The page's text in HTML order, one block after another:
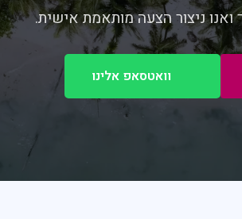
ניצור הצעה מותאמת אישית.
וואטסאפ אלינו